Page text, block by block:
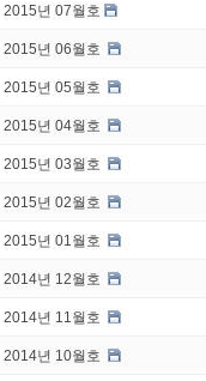
2015년 07월호
2015년 06월호
2015년 05월호
2015년 04월호
2015년 03월호
2015년 02월호
2015년 01월호
2014년 12월호
2014년 11월호
2014년 10월호